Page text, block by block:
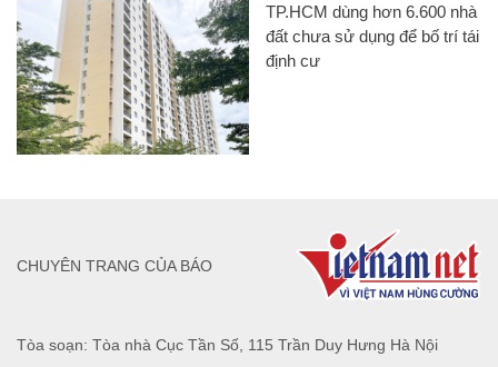
TP.HCM dùng hơn 6.600 nhà
đất chưa sử dụng để bố trí tái
định cư
Tòa soạn: Tòa nhà Cục Tần Số, 115 Trần Duy Hưng Hà Nội
CHUYÊN TRANG CỦA BÁO